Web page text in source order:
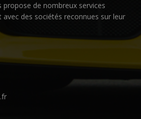
propose de nombreux services
des sociétés reconnues sur leur